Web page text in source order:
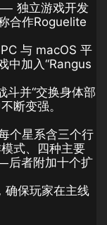
独立游戏开发
合作Roguelite
与 macOS 平
中加入“Rangus
斗并“交换身体部
断变强。
个星系含三个行
式、四种主要
者附加十个扩
确保玩家在主线